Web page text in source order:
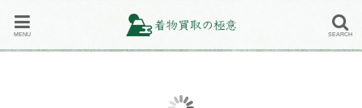
MENU SEARCH